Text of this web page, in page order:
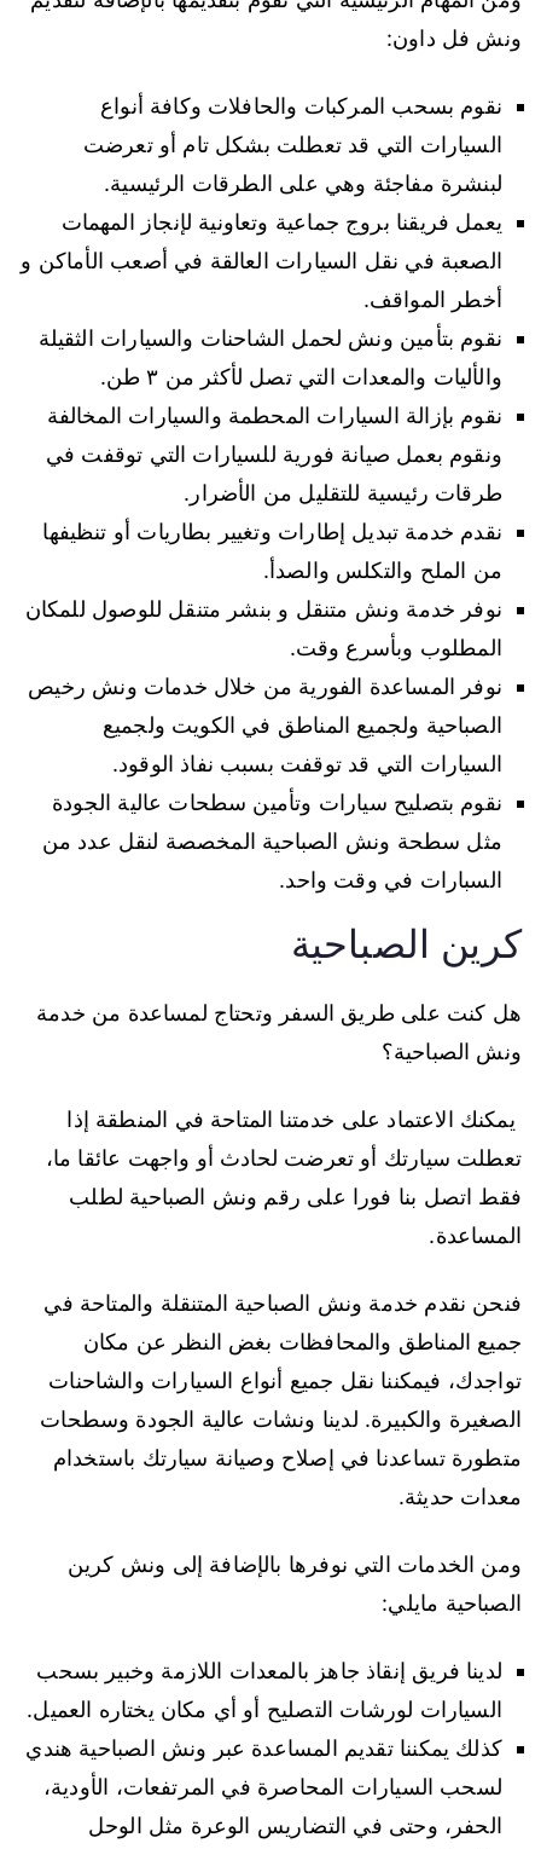
ونش فل داون:
نقوم بسحب المركبات والحافلات وكافة أنواع
السيارات التي قد تعطلت بشكل تام أو تعرضت
لبنشرة مفاجئة وهي على الطرقات الرئيسية.
يعمل فريقنا بروج جماعية وتعاونية لإنجاز المهمات
الصعبة في نقل السيارات العالقة في أصعب الأماكن و
أخطر المواقف.
نقوم بتأمين ونش لحمل الشاحنات والسيارات الثقيلة
والأليات والمعدات التي تصل لأكثر من ٣ طن.
نقوم بإزالة السيارات المحطمة والسيارات المخالفة
ونقوم بعمل صيانة فورية للسيارات التي توقفت في
طرقات رئيسية للتقليل من الأضرار.
نقدم خدمة تبديل إطارات وتغيير بطاريات أو تنظيفها
من الملح والتكلس والصدأ.
نوفر خدمة ونش متنقل و بنشر متنقل للوصول للمكان
المطلوب وبأسرع وقت.
نوفر المساعدة الفورية من خلال خدمات ونش رخيص
الصباحية ولجميع المناطق في الكويت ولجميع
السيارات التي قد توقفت بسبب نفاذ الوقود.
نقوم بتصليح سيارات وتأمين سطحات عالية الجودة
مثل سطحة ونش الصباحية المخصصة لنقل عدد من
السبارات في وقت واحد.
كرين الصباحية
هل كنت على طريق السفر وتحتاج لمساعدة من خدمة
ونش الصباحية؟
يمكنك الاعتماد على خدمتنا المتاحة في المنطقة إذا
تعطلت سيارتك أو تعرضت لحادث أو واجهت عائقا ما،
فقط اتصل بنا فورا على رقم ونش الصباحية لطلب
المساعدة.
فنحن نقدم خدمة ونش الصباحية المتنقلة والمتاحة في
جميع المناطق والمحافظات بغض النظر عن مكان
تواجدك، فيمكننا نقل جميع أنواع السيارات والشاحنات
الصغيرة والكبيرة. لدينا ونشات عالية الجودة وسطحات
متطورة تساعدنا في إصلاح وصيانة سيارتك باستخدام
معدات حديثة.
ومن الخدمات التي نوفرها بالإضافة إلى ونش كرين
الصباحية مايلي:
لدينا فريق إنقاذ جاهز بالمعدات اللازمة وخبير بسحب
السيارات لورشات التصليح أو أي مكان يختاره العميل.
كذلك يمكننا تقديم المساعدة عبر ونش الصباحية هندي
لسحب السيارات المحاصرة في المرتفعات، الأودية،
الحفر، وحتى في التضاريس الوعرة مثل الوحل